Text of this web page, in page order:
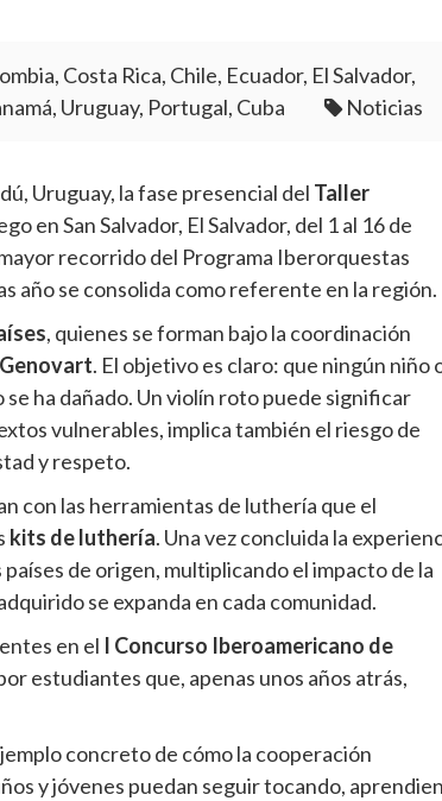
Costa Rica, Chile, Ecuador, El Salvador,
Uruguay, Portugal, Cuba
Noticias
Uruguay, la fase presencial del Taller
en San Salvador, El Salvador, del 1 al 16 de
recorrido del Programa Iberorquestas
año se consolida como referente en la región.
, quienes se forman bajo la coordinación
. El objetivo es claro: que ningún niño
ha dañado. Un violín roto puede significar
vulnerables, implica también el riesgo de
y respeto.
con las herramientas de luthería que el
kits de luthería. Una vez concluida la
de origen, multiplicando el impacto de la
se expanda en cada comunidad.
en el I Concurso Iberoamericano de
estudiantes que, apenas unos años atrás,
concreto de cómo la cooperación
y jóvenes puedan seguir tocando,